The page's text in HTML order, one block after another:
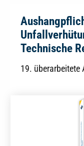
Technische
19. überarbeitete